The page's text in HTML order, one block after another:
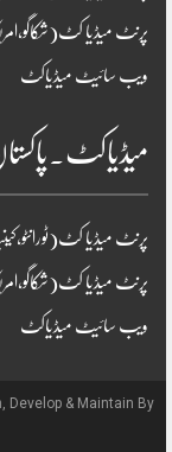
پرنٹ میڈیا
ویب سائیٹ میڈیاکٹ
پرنٹ میڈیا
پرنٹ میڈیا
ویب سائیٹ میڈیاکٹ
Develop & Maintain By